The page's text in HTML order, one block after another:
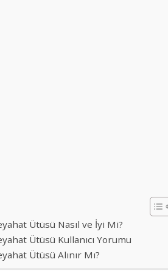
Ütüsü Nasıl ve İyi Mi?
Ütüsü Kullanıcı Yorumu
Ütüsü Alınır Mı?